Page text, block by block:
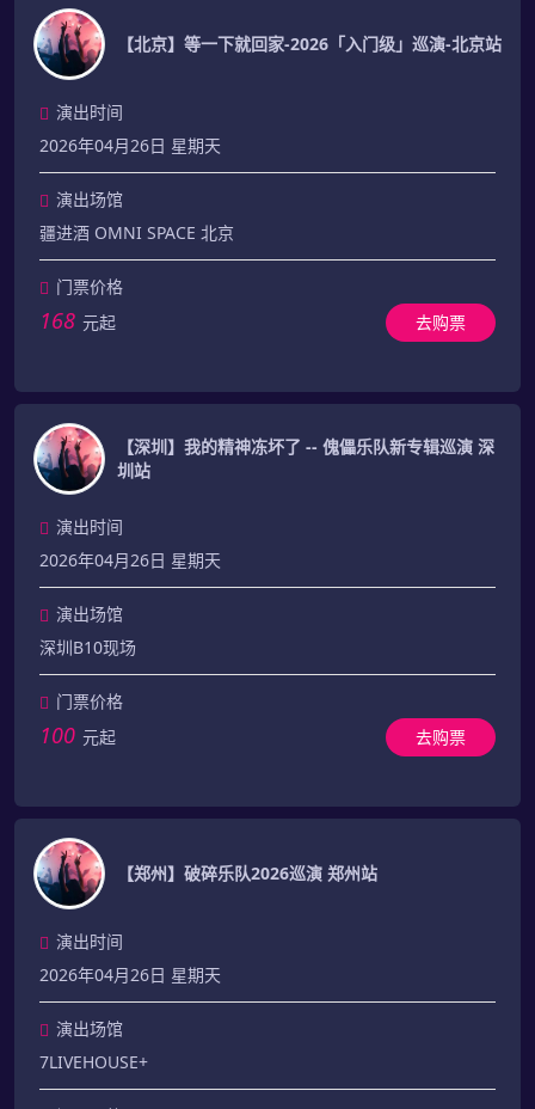
【北京】等一下就回家-2026「入门级」巡演-北京站
演出时间
2026年04月26日 星期天
演出场馆
疆进酒 OMNI SPACE 北京
门票价格
168 元起 去购票
【深圳】我的精神冻坏了 -- 傀儡乐队新专辑巡演 深
圳站
演出时间
2026年04月26日 星期天
演出场馆
深圳B10现场
门票价格
100 元起 去购票
【郑州】破碎乐队2026巡演 郑州站
演出时间
2026年04月26日 星期天
演出场馆
7LIVEHOUSE+